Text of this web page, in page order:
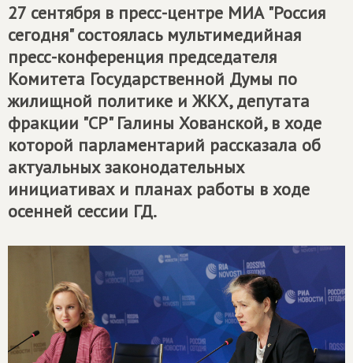
27 сентября в пресс-центре МИА "Россия
сегодня" состоялась мультимедийная
пресс-конференция председателя
Комитета Государственной Думы по
жилищной политике и ЖКХ, депутата
фракции "СР" Галины Хованской, в ходе
которой парламентарий рассказала об
актуальных законодательных
инициативах и планах работы в ходе
осенней сессии ГД.